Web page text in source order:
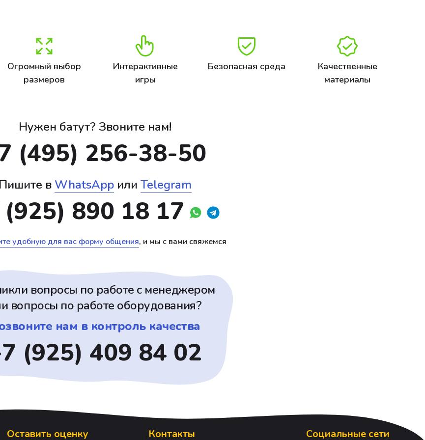
Огромный выбор
размеров
Интерактивные
игры
Безопасная среда
Качественные
материалы
Нужен батут? Звоните нам!
(495) 256-38-50
Пишите в WhatsApp или Telegram
(925) 890 18 17
удобную для вас форму общения, и мы с вами свяжемся
вопросы по работе с менеджером
вопросы по работе оборудования?
нам в контроль качества
(925) 409 84 02
Оставить оценку Контакты Социальные сети